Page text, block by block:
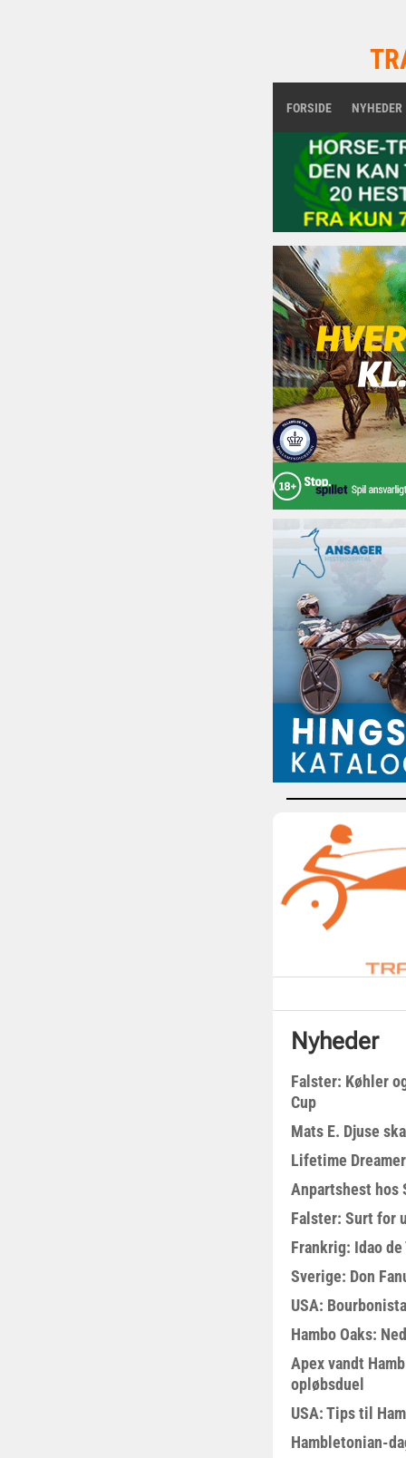
FORSIDE NYHEDER
Nyheder
Falster: Køhler
Cup
Mats E. Djuse
Lifetime
Anpartshest hos
Falster: Surt for
Frankrig: Idao
Sverige: Don
USA:
Hambo Oaks:
Apex vandt
opløbsduel
USA: Tips til
Hambletonian-